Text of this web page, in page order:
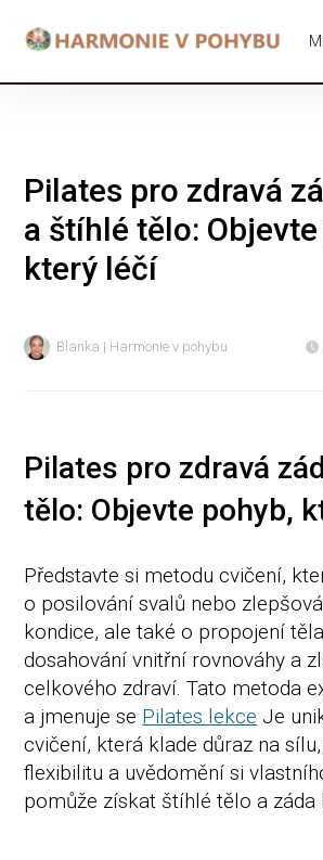
Pilates pro zdravá
a štíhlé tělo:
který léčí
Blanka | Harmonie v pohybu
Pilates pro zdravá
tělo: Objevte pohyb,
Představte si metodu cvičení,
o posilování svalů nebo
kondice, ale také o propojení
dosahování vnitřní rovnováhy a
celkového zdraví. Tato metoda
a jmenuje se Pilates lekce Je
cvičení, která klade důraz na
flexibilitu a uvědomění si
pomůže získat štíhlé tělo a záda